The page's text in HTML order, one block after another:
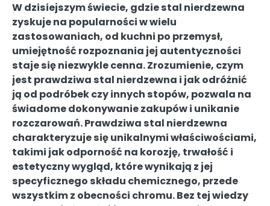
W dzisiejszym świecie, gdzie stal nierdzewna
zyskuje na popularności w wielu
zastosowaniach, od kuchni po przemysł,
umiejętność rozpoznania jej autentyczności
staje się niezwykle cenna. Zrozumienie, czym
jest prawdziwa stal nierdzewna i jak odróżnić
ją od podróbek czy innych stopów, pozwala na
świadome dokonywanie zakupów i unikanie
rozczarowań. Prawdziwa stal nierdzewna
charakteryzuje się unikalnymi właściwościami,
takimi jak odporność na korozję, trwałość i
estetyczny wygląd, które wynikają z jej
specyficznego składu chemicznego, przede
wszystkim z obecności chromu. Bez tej wiedzy